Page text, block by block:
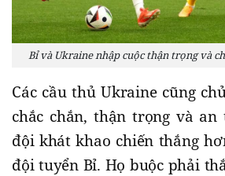
Bỉ và Ukraine nhập cuộc thận trọng và
Các cầu thủ Ukraine cũng
chắc chắn, thận trọng và an
đội khát khao chiến thắng
đội tuyển Bỉ. Họ buộc phải